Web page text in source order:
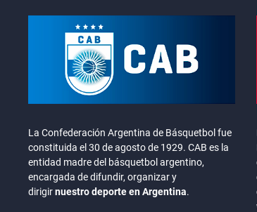
La Confederación Argentina de Básquetbol fue
constituida el 30 de agosto de 1929. CAB es la
entidad madre del básquetbol argentino,
encargada de difundir, organizar y
dirigirnuestro deporte en Argentina.